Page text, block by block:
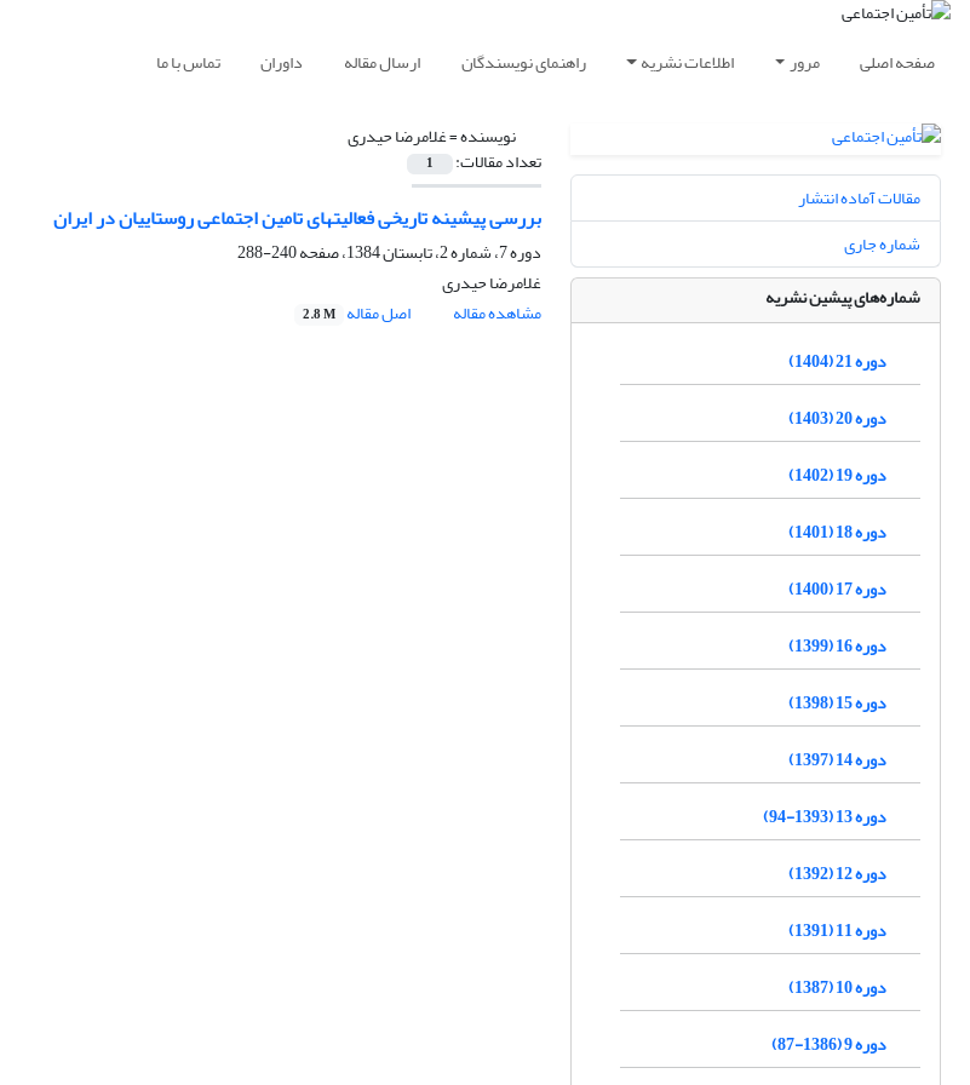
صفحه اصلی مرور اطلاعات نشریه راهنمای نویسندگان ارسال مقاله داوران تماس با ما
نویسنده =غلامرضا حیدری
تعداد مقالات: 1
بررسی پیشینه تاریخی فعالیتهای تامین اجتماعی روستاییان در ایران
دوره 7، شماره 2، تابستان 1384، صفحه
240-288
غلامرضا حیدری
مشاهده مقاله
اصل مقاله 2.8 M
مقالات آماده انتشار
شماره جاری
شماره‌های پیشین نشریه
دوره 21 (1404)
دوره 20 (1403)
دوره 19 (1402)
دوره 18 (1401)
دوره 17 (1400)
دوره 16 (1399)
دوره 15 (1398)
دوره 14 (1397)
دوره 13 (1393-94)
دوره 12 (1392)
دوره 11 (1391)
دوره 10 (1387)
دوره 9 (1386-87)